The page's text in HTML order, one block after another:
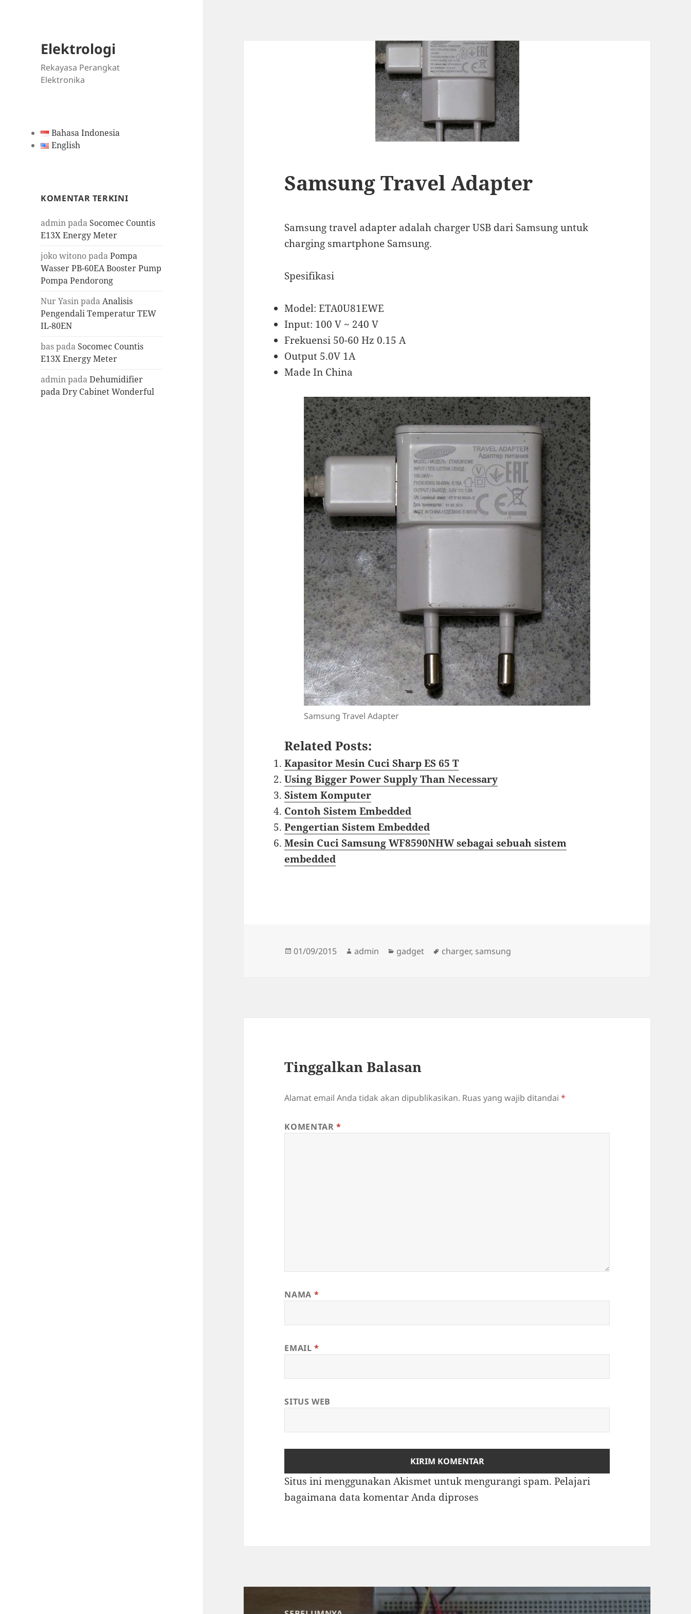
Elektrologi
Rekayasa Perangkat
Elektronika
Bahasa Indonesia
English
KOMENTAR TERKINI
adminpada Socomec Countis
E13X Energy Meter
joko witonopadaPompa
Wasser PB-60EA Booster Pump
Pompa Pendorong
Nur YasinpadaAnalisis
Pengendali Temperatur TEW
IL-80EN
baspada Socomec Countis
E13X Energy Meter
adminpadaDehumidifier
pada Dry Cabinet Wonderful
Samsung Travel Adapter
Samsung travel adapter adalah charger USB dari Samsung untuk
charging smartphone Samsung.
Spesifikasi
Model: ETA0U81EWE
Input: 100 V ~ 240 V
Frekuensi 50-60 Hz 0.15 A
Output 5.0V 1A
Made In China
Samsung Travel Adapter
Related Posts:
Kapasitor Mesin Cuci Sharp ES 65 T
Using Bigger Power Supply Than Necessary
Sistem Komputer
Contoh Sistem Embedded
Pengertian Sistem Embedded
Mesin Cuci Samsung WF8590NHW sebagai sebuah sistem
embedded
Diposkan
01/09/2015 Penulis
admin Kategori
gadget Tag
charger, samsung
Tinggalkan Balasan
Alamat email Anda tidak akan dipublikasikan. Ruas yang wajib ditandai*
KOMENTAR*
NAMA *
EMAIL*
SITUS WEB
Situs ini menggunakan Akismet untuk mengurangi spam.Pelajari
bagaimana data komentar Anda diproses